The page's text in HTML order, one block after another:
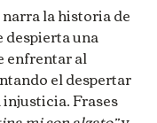
la historia de
una
enfrentar al
el despertar
Frases